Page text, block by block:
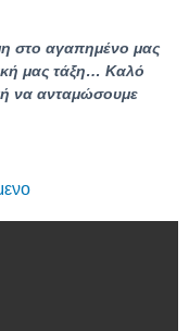
στο αγαπημένο μας
μας τάξη… Καλό
να ανταμώσουμε